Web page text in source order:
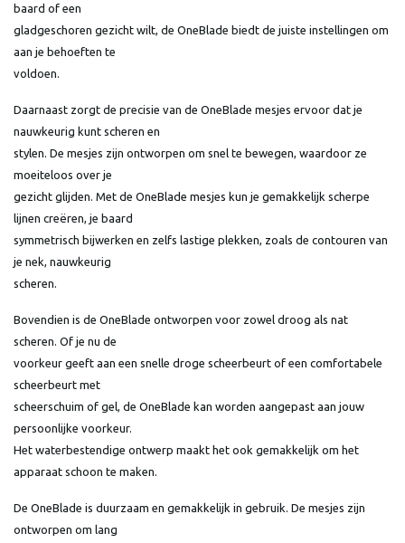
baard of een
gladgeschoren gezicht wilt, de OneBlade biedt de juiste instellingen om
aan je behoeften te
voldoen.
Daarnaast zorgt de precisie van de OneBlade mesjes ervoor dat je
nauwkeurig kunt scheren en
stylen. De mesjes zijn ontworpen om snel te bewegen, waardoor ze
moeiteloos over je
gezicht glijden. Met de OneBlade mesjes kun je gemakkelijk scherpe
lijnen creëren, je baard
symmetrisch bijwerken en zelfs lastige plekken, zoals de contouren van
je nek, nauwkeurig
scheren.
Bovendien is de OneBlade ontworpen voor zowel droog als nat
scheren. Of je nu de
voorkeur geeft aan een snelle droge scheerbeurt of een comfortabele
scheerbeurt met
scheerschuim of gel, de OneBlade kan worden aangepast aan jouw
persoonlijke voorkeur.
Het waterbestendige ontwerp maakt het ook gemakkelijk om het
apparaat schoon te maken.
De OneBlade is duurzaam en gemakkelijk in gebruik. De mesjes zijn
ontworpen om lang